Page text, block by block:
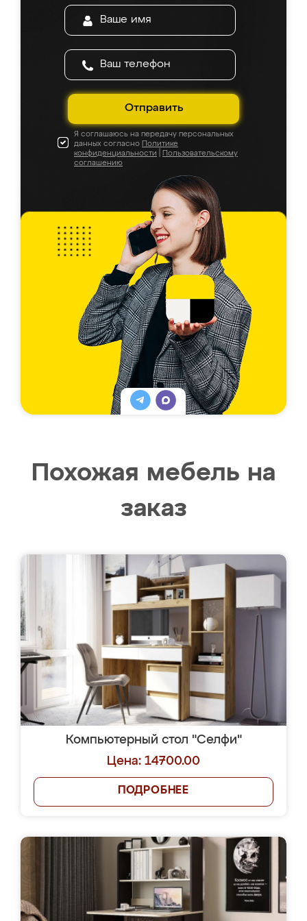
Отправить
Я соглашаюсь на передачу персональных
данных согласно Политике
конфиденциальности
Пользовательскому
соглашению
Похожая мебель на
заказ
Компьютерный стол "Селфи"
Цена: 14700.00
ПОДРОБНЕЕ